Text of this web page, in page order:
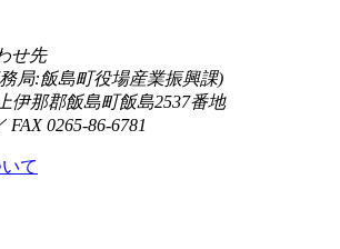
せ先
局:飯島町役場産業振興課)
伊那郡飯島町飯島2537番地
FAX 0265-86-6781
て